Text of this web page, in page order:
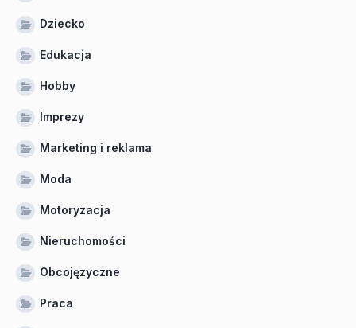
Dziecko
Edukacja
Hobby
Imprezy
Marketing i reklama
Moda
Motoryzacja
Nieruchomości
Obcojęzyczne
Praca